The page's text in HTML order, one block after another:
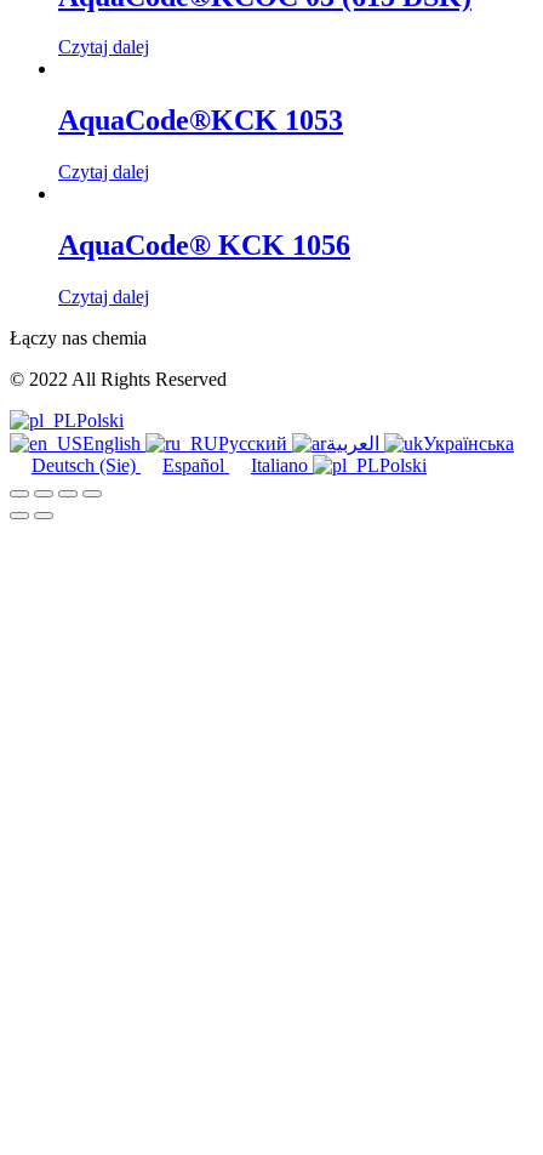
Czytaj dalej
AquaCode®KCK 1053
Czytaj dalej
AquaCode® KCK 1056
Czytaj dalej
Łączy nas chemia
© 2022 All Rights Reserved
Polski
English
Русский
Українська
Deutsch (Sie)
Español
Polski